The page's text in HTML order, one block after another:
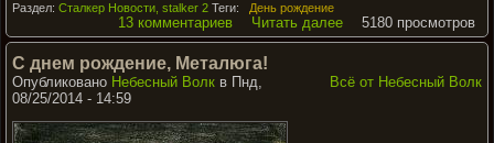
Раздел: Сталкер Новости, stalker 2 Теги: День рождение
13 комментариев Читать далее 5180 просмотров
С днем рождение, Металюга!
Всё от Небесный Волк
Опубликовано Небесный Волк в Пнд,
08/25/2014 - 14:59